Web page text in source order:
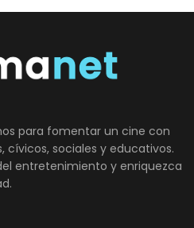
para fomentar un cine con
cívicos, sociales y educativos.
entretenimiento y enriquezca